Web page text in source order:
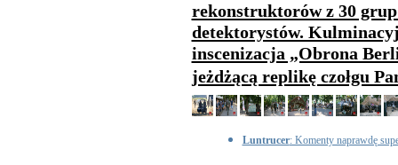
rekonstruktorów z 30
detektorystów.
inscenizacja „Obrona
jeżdżącą replikę czołgu
Luntrucer: Komenty naprawdę